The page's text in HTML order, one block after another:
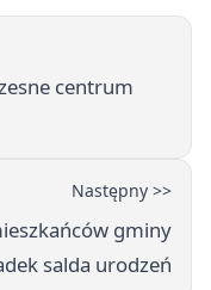
centrum
Następny >>
gminy
salda urodzeń